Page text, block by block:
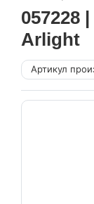
057228
Arlight
Артикул